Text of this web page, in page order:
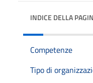
INDICE DELLA
Competenze
Tipo di